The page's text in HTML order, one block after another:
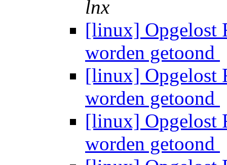
lnx
[linux] Opgelost
worden getoond
[linux] Opgelost
worden getoond
[linux] Opgelost
worden getoond